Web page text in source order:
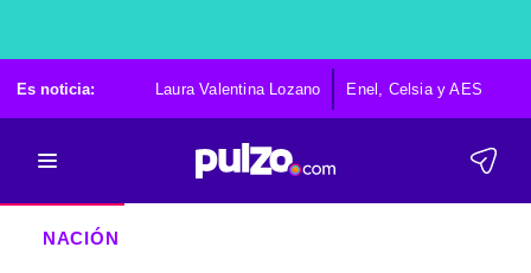
Es noticia: Laura Valentina Lozano Enel, Celsia y AES
NACIÓN